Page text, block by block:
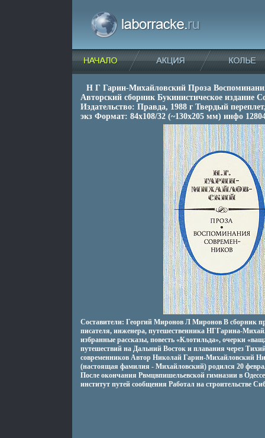
Н Г Гарин-Михайловский Проза
Авторский сборник Букинистическое издание
Издательство: Правда, 1988 г Твердый
экз Формат: 84x108/32 (~130х205 мм) инфо
Составители: Георгий Миронов Л Миронов В сборник
писателя, инженера, путешественника НГГарина-
избранные рассказы, повесть «Клотильда», очерки
путешествий на Дальний Восток и плавания через
современников Автор Николай Гарин-Михайловский
(настоящая фамилия - Михайловский) родился 20
После окончания Рвмцвпишельевской гимназии в
институт путей сообщения Работал на строительстве